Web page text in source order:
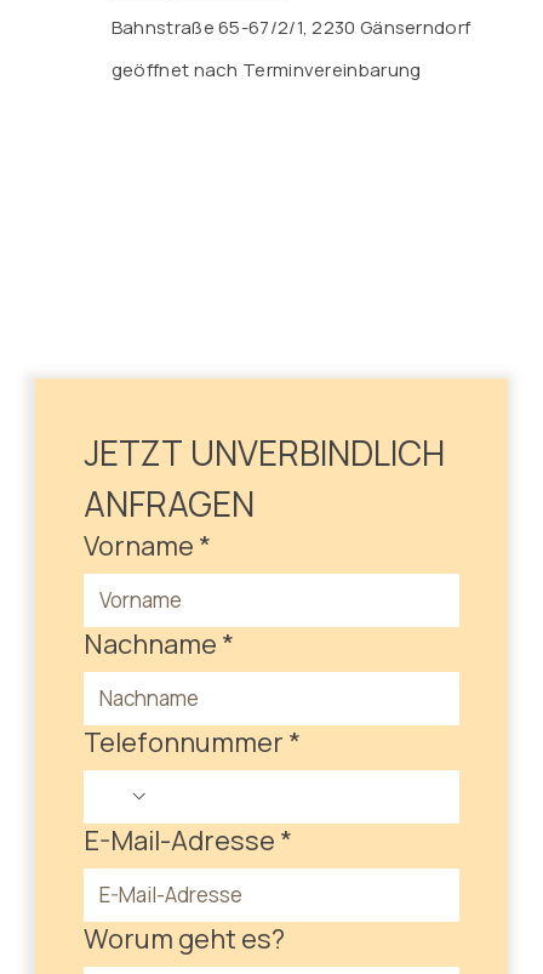
Bahnstraße 65-67/2/1, 2230 Gänserndorf
geöffnet nach Terminvereinbarung
JETZT UNVERBINDLICH
ANFRAGEN
Vorname *
Nachname *
Telefonnummer *
E-Mail-Adresse *
Worum geht es?